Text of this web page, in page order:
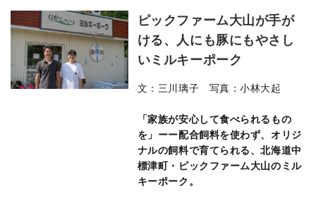
ピックファーム大山が手が
ける、人にも豚にもやさし
いミルキーポーク
文：三川璃子 写真：小林大起
「家族が安心して食べられるもの
を」ーー配合飼料を使わず、オリジ
ナルの飼料で育てられる、北海道中
標津町・ピックファーム大山のミル
キーポーク。